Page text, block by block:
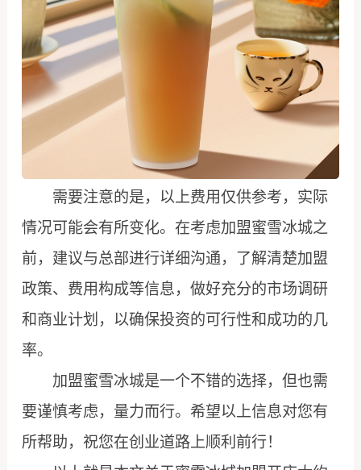
需要注意的是，以上费用仅供参考，实际
情况可能会有所变化。在考虑加盟蜜雪冰城之
前，建议与总部进行详细沟通，了解清楚加盟
政策、费用构成等信息，做好充分的市场调研
和商业计划，以确保投资的可行性和成功的几
率。
加盟蜜雪冰城是一个不错的选择，但也需
要谨慎考虑，量力而行。希望以上信息对您有
所帮助，祝您在创业道路上顺利前行！